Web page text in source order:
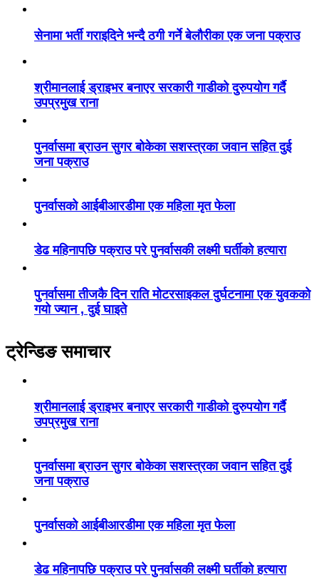
सेनामा भर्ती गराइदिने भन्दै ठगी गर्ने बेलौरीका एक जना पक्राउ
श्रीमानलाई ड्राइभर बनाएर सरकारी गाडीको दुरुपयोग गर्दै
उपप्रमुख राना
पुनर्वासमा ब्राउन सुगर बोकेका सशस्त्रका जवान सहित दुई
जना पक्राउ
पुनर्वासको आईबीआरडीमा एक महिला मृत फेला
डेढ महिनापछि पक्राउ परे पुनर्वासकी लक्ष्मी घर्तीको हत्यारा
पुनर्वासमा तीजकै दिन राति मोटरसाइकल दुर्घटनामा एक युवकको
गयो ज्यान , दुई घाइते
ट्रेन्डिङ समाचार
श्रीमानलाई ड्राइभर बनाएर सरकारी गाडीको दुरुपयोग गर्दै
उपप्रमुख राना
पुनर्वासमा ब्राउन सुगर बोकेका सशस्त्रका जवान सहित दुई
जना पक्राउ
पुनर्वासको आईबीआरडीमा एक महिला मृत फेला
डेढ महिनापछि पक्राउ परे पुनर्वासकी लक्ष्मी घर्तीको हत्यारा